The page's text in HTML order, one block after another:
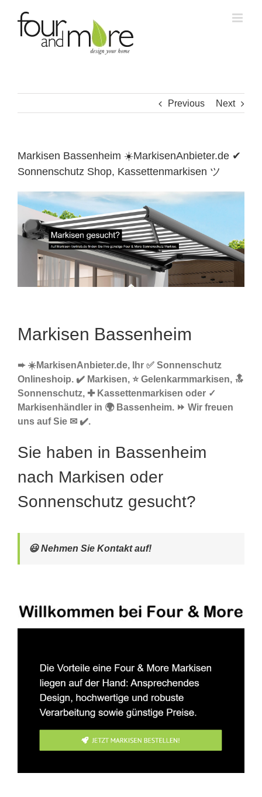
content
Previous Next
Markisen Bassenheim ☀️MarkisenAnbieter.de ✔
Sonnenschutz Shop, Kassettenmarkisen ツ
Markisen Bassenheim
➨ ☀️MarkisenAnbieter.de, Ihr ✅ Sonnenschutz
Onlineshoip. ✔️ Markisen, ⭐ Gelenkarmmarkisen, 🔝
Sonnenschutz, ✚ Kassettenmarkisen oder ✓
Markisenhändler in 🌍 Bassenheim. ⏩ Wir freuen
uns auf Sie ✉ ✔️.
Sie haben in Bassenheim
nach Markisen oder
Sonnenschutz gesucht?
😃 Nehmen Sie Kontakt auf!